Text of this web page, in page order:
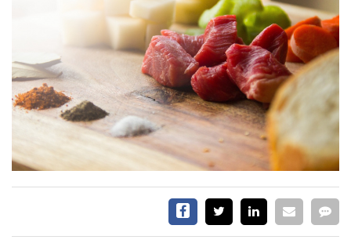
CAPACITACIONES
DIRECTORIO
CALENDARIO
MEDIA KIT
TEMAS DESTACADOS
CARNE
FRIGORIFICO
VACAS
AGRO